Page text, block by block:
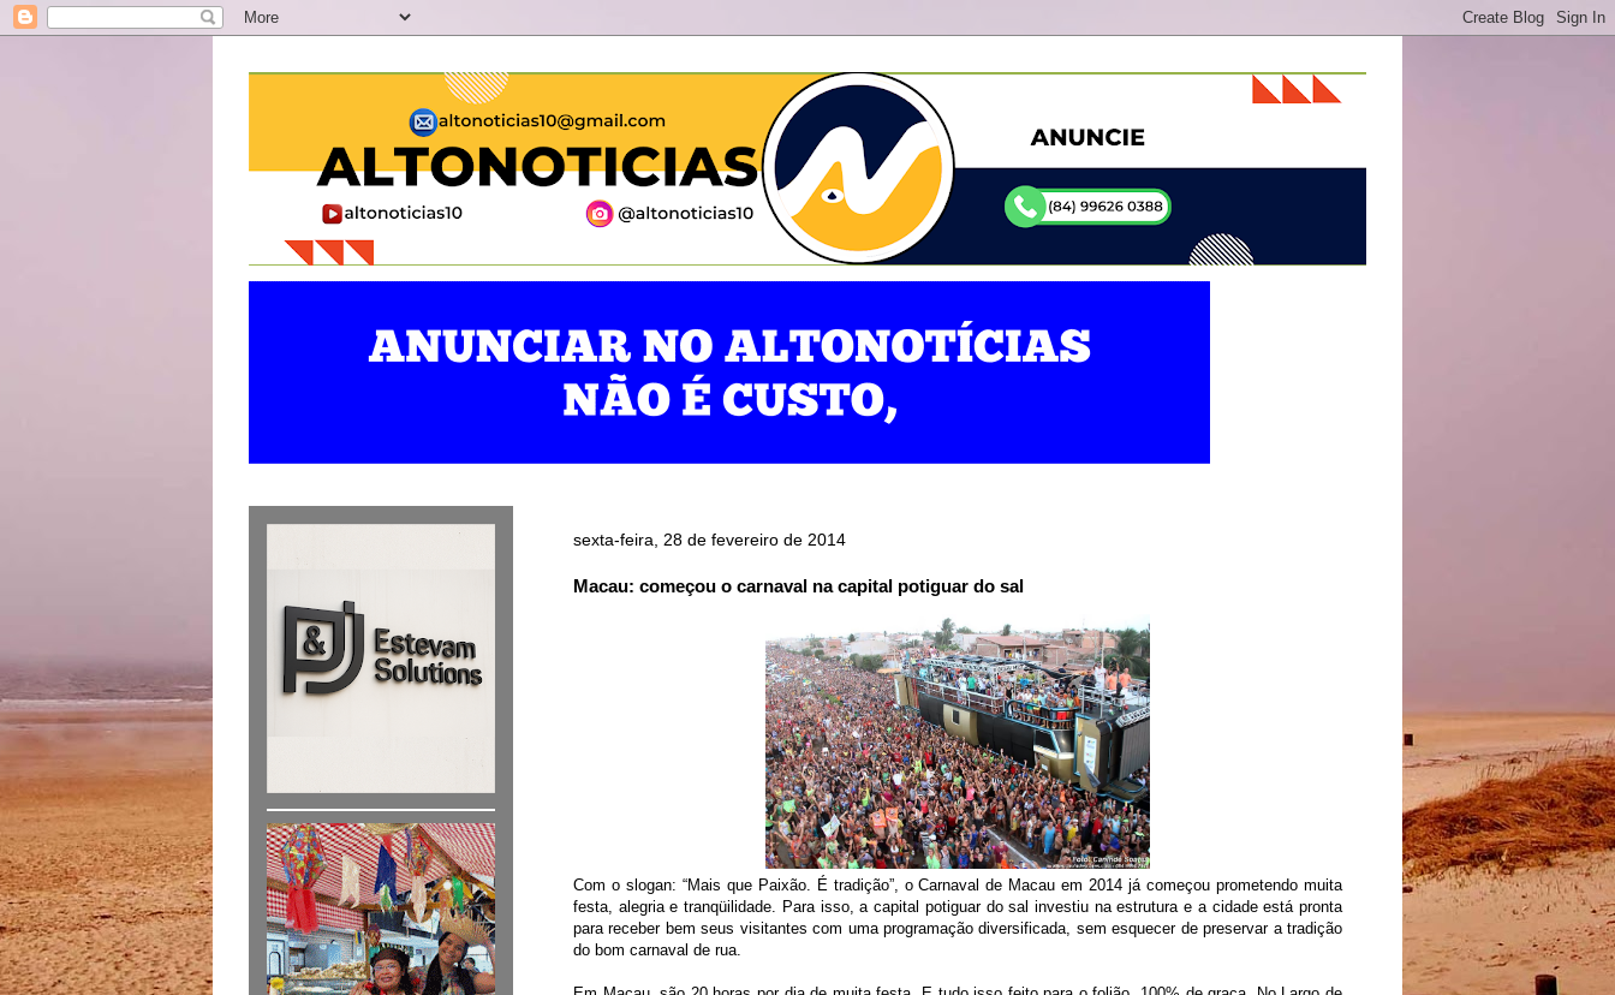
sexta-feira, 28 de fevereiro de 2014
Macau: começou o carnaval na capital potiguar do sal
Com o slogan: “Mais que Paixão. É tradição”, o Carnaval de Macau em 2014 já começou prometendo muita
festa, alegria e tranqüilidade. Para isso, a capital potiguar do sal investiu na estrutura e a cidade está pronta
para receber bem seus visitantes com uma programação diversificada, sem esquecer de preservar a tradição
do bom carnaval de rua.